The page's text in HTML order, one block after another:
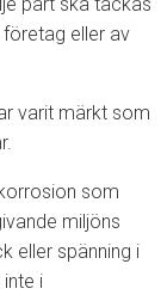
eller av
varit märkt som
som
miljöns
eller spänning i
i